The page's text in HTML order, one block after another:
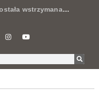
wstrzymana…